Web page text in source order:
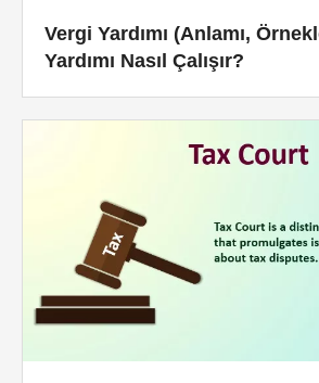
Vergi Yardımı (Anlamı,
Yardımı Nasıl Çalışır?